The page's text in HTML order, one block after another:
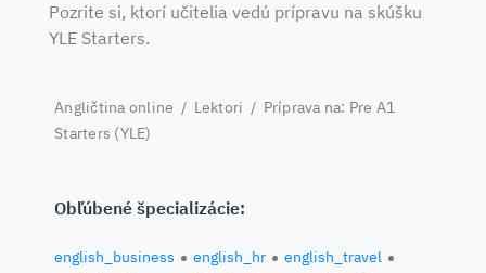
Pozrite si, ktorí učitelia vedú prípravu na skúšku
YLE Starters.
Angličtina online / Lektori / Príprava na: Pre A1
Starters (YLE)
Obľúbené špecializácie:
english_business english_hr
english_travel